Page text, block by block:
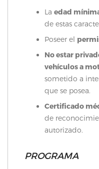
La edad
de estas
Poseer el
No estar
vehículos a
sometido a
que se posea.
Certificado
de
autorizado.
PROGRAMA